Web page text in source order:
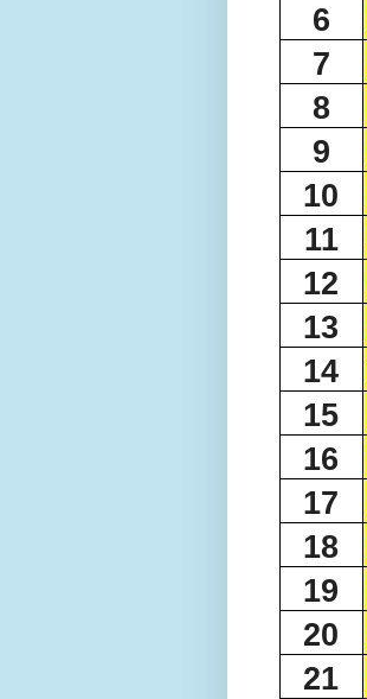
6
7
8
9
10
11
12
13
14
15
16
17
18
19
20
21